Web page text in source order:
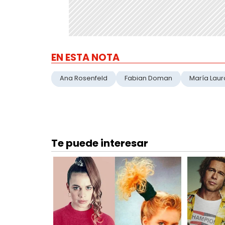
EN ESTA NOTA
Ana Rosenfeld Fabian Doman María